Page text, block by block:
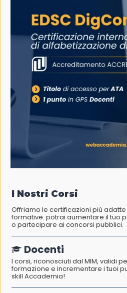
I Nostri Corsi
Offriamo le certificazioni più
formative: potrai aumentare il tuo
o partecipare ai concorsi pubblici.
Docenti
I corsi, riconosciuti dal MIM, validi
formazione e incrementare i tuoi
skill Accademia!